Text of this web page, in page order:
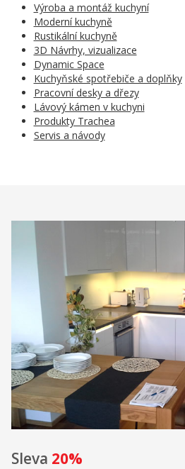
Výroba a montáž kuchyní
Moderní kuchyně
Rustikální kuchyně
3D Návrhy, vizualizace
Dynamic Space
Kuchyňské spotřebiče a doplňky
Pracovní desky a dřezy
Lávový kámen v kuchyni
Produkty Trachea
Servis a návody
Sleva 20%